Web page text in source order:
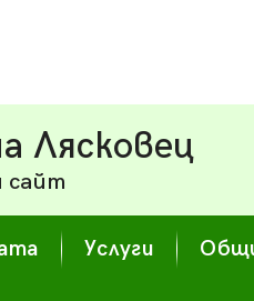
Лясковец
сайт
Услуги